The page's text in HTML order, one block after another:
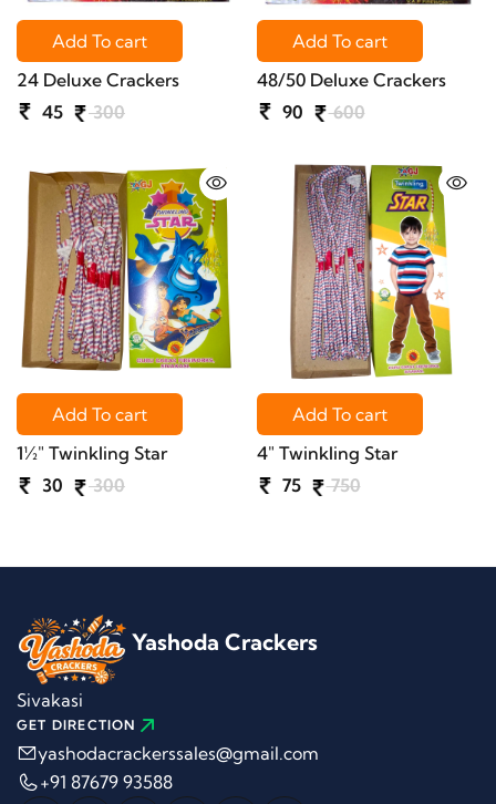
Add To cart
24 Deluxe Crackers
45
300
Add To cart
48/50 Deluxe Crackers
90
600
Add To cart
1½" Twinkling Star
30
300
Add To cart
4" Twinkling Star
75
750
Yashoda Crackers
Sivakasi
GET DIRECTION
yashodacrackerssales@gmail.com
+91 87679 93588